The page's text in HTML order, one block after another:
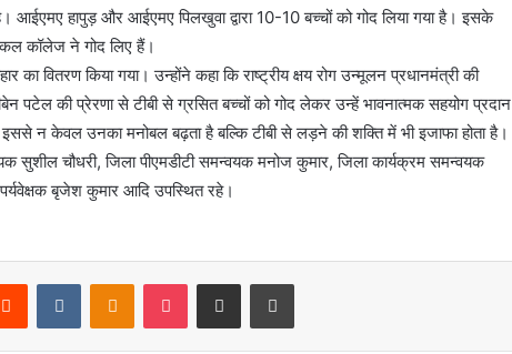
आईएमए हापुड़ और आईएमए पिलखुवा द्वारा 10-10 बच्चों को गोद लिया गया है। इसके
कॉलेज ने गोद लिए हैं।
का वितरण किया गया। उन्होंने कहा कि राष्ट्रीय क्षय रोग उन्मूलन प्रधानमंत्री की
पटेल की प्रेरणा से टीबी से ग्रसित बच्चों को गोद लेकर उन्हें भावनात्मक सहयोग प्रदान
न केवल उनका मनोबल बढ़ता है बल्कि टीबी से लड़ने की शक्ति में भी इजाफा होता है।
सुशील चौधरी, जिला पीएमडीटी समन्वयक मनोज कुमार, जिला कार्यक्रम समन्वयक
पर्यवेक्षक बृजेश कुमार आदि उपस्थित रहे।
Reddit VKontakteOdnoklassniki
Pocket Share via Email Print